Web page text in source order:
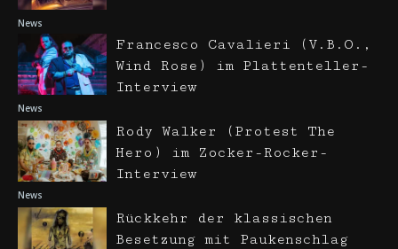
News
News
Francesco Cavalieri (V.B.O.,
Wind Rose) im Plattenteller-
Interview
News
Rody Walker (Protest The
Hero) im Zocker-Rocker-
Interview
Rückkehr der klassischen
Besetzung mit Paukenschlag